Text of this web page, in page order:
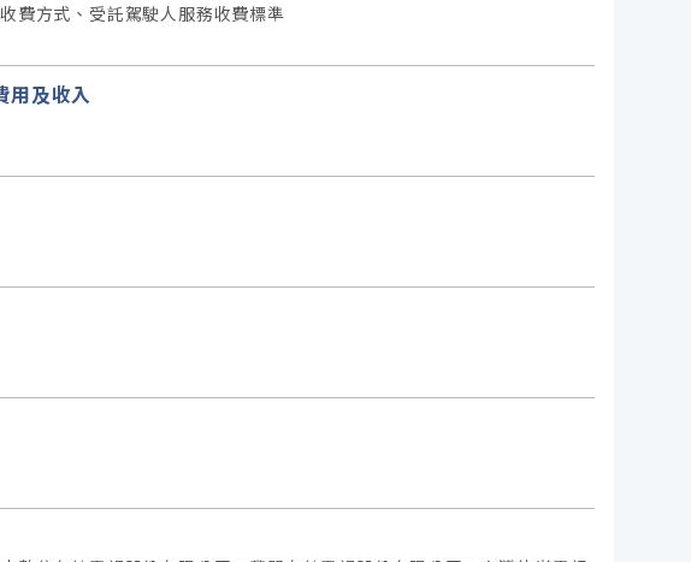
費方式、受託駕駛人服務收費標準
用及收入